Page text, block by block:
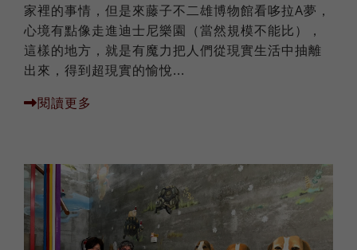
家裡的事情，但是來藤子不二雄博物館看哆拉A夢，
心境有點像走進迪士尼樂園（當然規模不能比），
這樣的地方，就是有魔力把人們從現實生活中抽離
出來，得到超現實的愉悅...
閱讀更多